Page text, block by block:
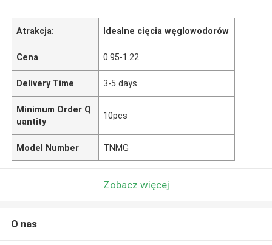
Atrakcja: Idealne cięcia węglowodorów
Cena 0.95-1.22
Delivery Time 3-5 days
Minimum Order Q
uantity
10pcs
Model Number TNMG
Zobacz więcej
O nas